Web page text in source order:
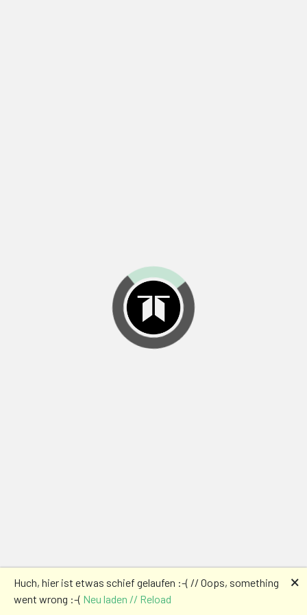
Huch, hier ist etwas schief gelaufen :-( // Oops, something
went wrong :-( Neu laden // Reload
🗙